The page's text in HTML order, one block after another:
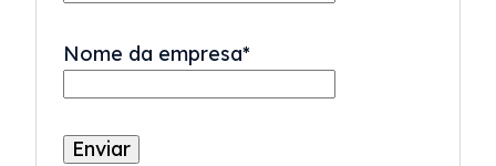
Nome da empresa*